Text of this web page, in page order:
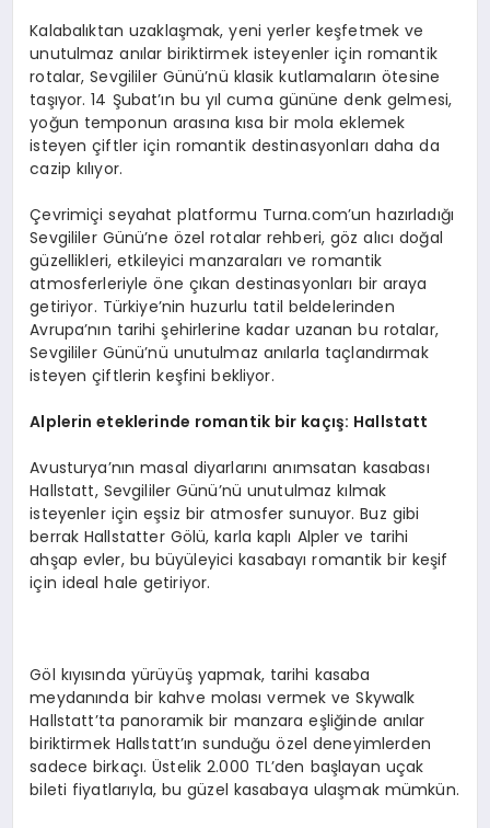
Kalabalıktan uzaklaşmak, yeni yerler keşfetmek ve
unutulmaz anılar biriktirmek isteyenler için romantik
rotalar, Sevgililer Günü’nü klasik kutlamaların ötesine
taşıyor. 14 Şubat’ın bu yıl cuma gününe denk gelmesi,
yoğun temponun arasına kısa bir mola eklemek
isteyen çiftler için romantik destinasyonları daha da
cazip kılıyor.
Çevrimiçi seyahat platformu Turna.com’un hazırladığı
Sevgililer Günü’ne özel rotalar rehberi, göz alıcı doğal
güzellikleri, etkileyici manzaraları ve romantik
atmosferleriyle öne çıkan destinasyonları bir araya
getiriyor. Türkiye’nin huzurlu tatil beldelerinden
Avrupa’nın tarihi şehirlerine kadar uzanan bu rotalar,
Sevgililer Günü’nü unutulmaz anılarla taçlandırmak
isteyen çiftlerin keşfini bekliyor.
Alplerin eteklerinde romantik bir kaçış: Hallstatt
Avusturya’nın masal diyarlarını anımsatan kasabası
Hallstatt, Sevgililer Günü’nü unutulmaz kılmak
isteyenler için eşsiz bir atmosfer sunuyor. Buz gibi
berrak Hallstatter Gölü, karla kaplı Alpler ve tarihi
ahşap evler, bu büyüleyici kasabayı romantik bir keşif
için ideal hale getiriyor.
Göl kıyısında yürüyüş yapmak, tarihi kasaba
meydanında bir kahve molası vermek ve Skywalk
Hallstatt’ta panoramik bir manzara eşliğinde anılar
biriktirmek Hallstatt’ın sunduğu özel deneyimlerden
sadece birkaçı. Üstelik 2.000 TL’den başlayan uçak
bileti fiyatlarıyla, bu güzel kasabaya ulaşmak mümkün.